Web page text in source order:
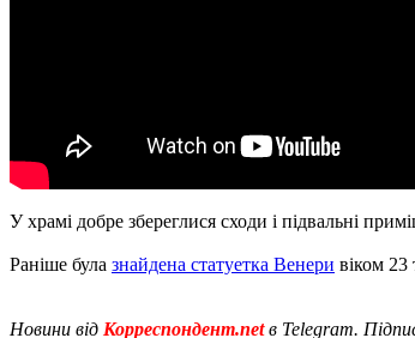
У храмі добре збереглися сходи і підвальні
Раніше була знайдена статуетка Венери віком 23
Новини від Корреспондент.netв Telegram.